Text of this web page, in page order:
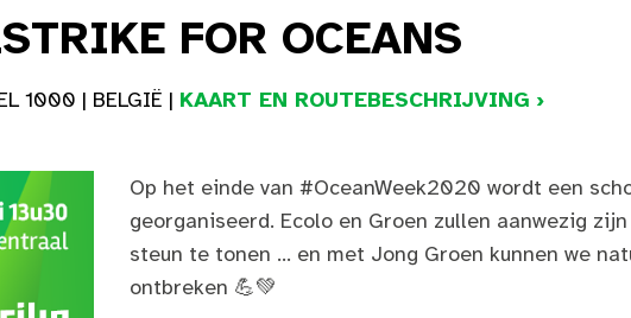
FOR OCEANS
1000 | BELGIË | KAART EN ROUTEBESCHRIJVING ›
Op het einde van #OceanWeek2020 wordt een
georganiseerd. Ecolo en Groen zullen aanwezig zijn
steun te tonen ... en met Jong Groen kunnen we
ontbreken 💪💚